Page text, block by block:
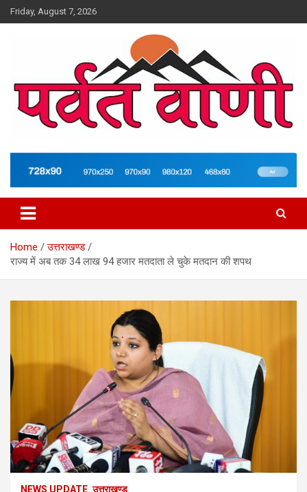
Skip
to
Friday, August 7, 2026
Parvatvani.com
Home
उत्तराखण्ड
राज्य में अब तक 34 लाख 94 हजार मतदाता ले चुके मतदान की शपथ
NEWS UPDATE उत्तराखण्ड